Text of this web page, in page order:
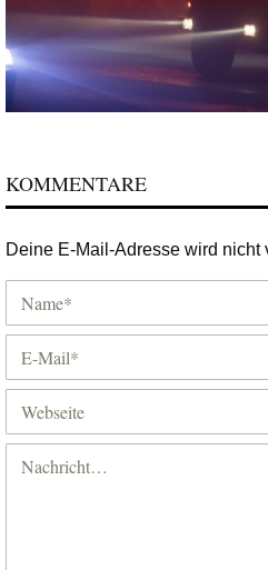
KOMMENTARE
Deine E-Mail-Adresse wird nicht